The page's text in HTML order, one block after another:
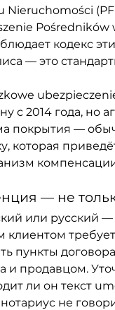
Nieruchomości
кодекс
— это
с 2014 года,
покрытия —
которая
— не
или русский
клиентом
пункты
и продавцом.
ли он текст
не